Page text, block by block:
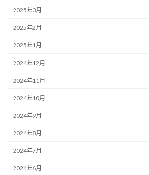
2025年3月
2025年2月
2025年1月
2024年12月
2024年11月
2024年10月
2024年9月
2024年8月
2024年7月
2024年6月